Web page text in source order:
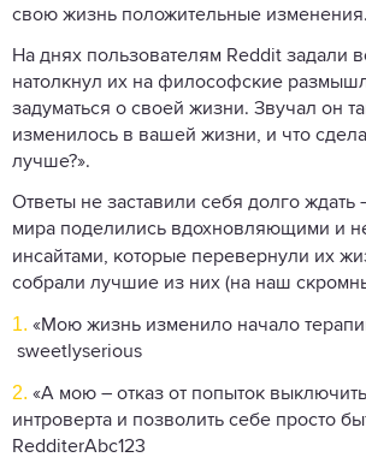
свою жизнь положительные изменения.
На днях пользователям Reddit задали
натолкнул их на философские
задуматься о своей жизни. Звучал он
изменилось в вашей жизни, и что
лучше?».
Ответы не заставили себя долго ждать
мира поделились вдохновляющими и
инсайтами, которые перевернули их
собрали лучшие из них (на наш
1. «Мою жизнь изменило начало
sweetlyserious
2. «А мою – отказ от попыток
интроверта и позволить себе просто
RedditerAbc123